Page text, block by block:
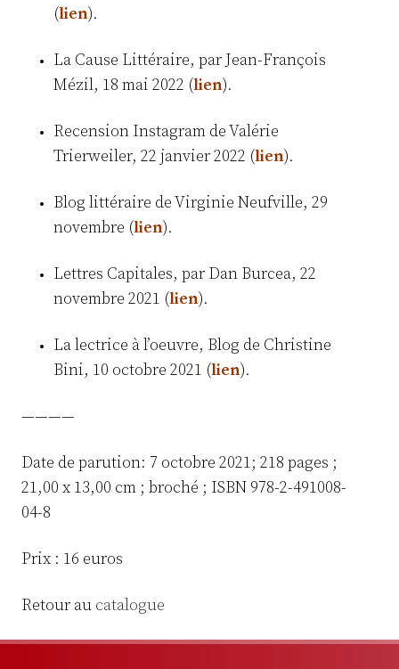
(lien).
La Cause Littéraire, par Jean-François
Mézil, 18 mai 2022 (lien).
Recension Instagram de Valérie
Trierweiler, 22 janvier 2022 (lien).
Blog littéraire de Virginie Neufville, 29
novembre (lien).
Lettres Capitales, par Dan Burcea, 22
novembre 2021 (lien).
La lectrice à l’oeuvre, Blog de Christine
Bini, 10 octobre 2021 (lien).
————
Date de parution: 7 octobre 2021; 218 pages ;
21,00 x 13,00 cm ; broché ; ISBN 978-2-491008-
04-8
Prix : 16 euros
Retour au catalogue